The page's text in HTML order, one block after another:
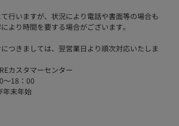
行いますが、状況により電話や書面等の場合も
より時間を要する場合がございます。
つきましては、翌営業日より順次対応いたしま
カスタマーセンター
～18：00
年末年始